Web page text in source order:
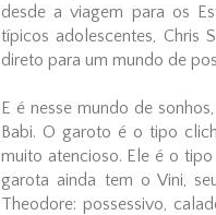
desde a viagem para os
típicos adolescentes, Chris
direto para um mundo de
E é nesse mundo de
Babi. O garoto é o tipo
muito atencioso. Ele é o
garota ainda tem o Vini,
Theodore: possessivo,